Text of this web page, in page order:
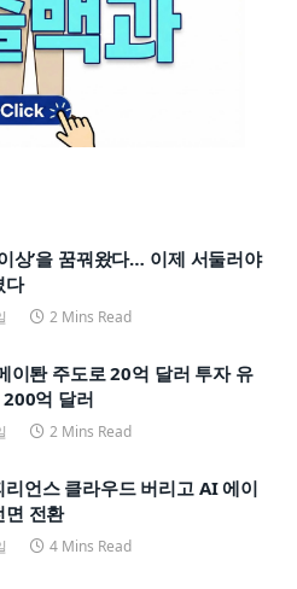
상’을 꿈꿔왔다… 이제 서둘러야
다
2 Mins Read
이퇀 주도로 20억 달러 투자 유
억 달러
2 Mins Read
리언스 클라우드 버리고 AI 에이
면 전환
4 Mins Read